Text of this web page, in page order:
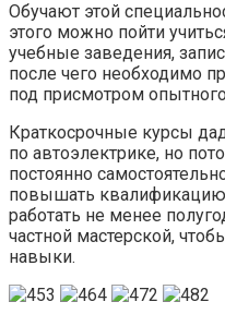
Обучают этой
этого можно пойти
учебные заведения,
после чего необходимо
под присмотром
Краткосрочные курсы
по автоэлектрике, но
постоянно
повышать квалификацию.
работать не менее
частной мастерской,
навыки.